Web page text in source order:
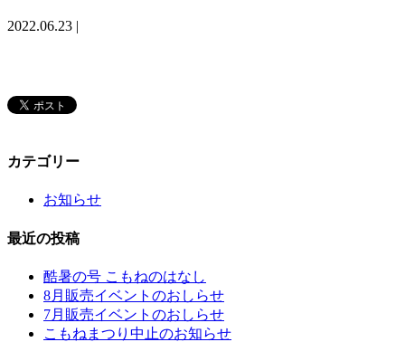
2022.06.23 |
カテゴリー
お知らせ
最近の投稿
酷暑の号 こもねのはなし
8月販売イベントのおしらせ
7月販売イベントのおしらせ
こもねまつり中止のお知らせ